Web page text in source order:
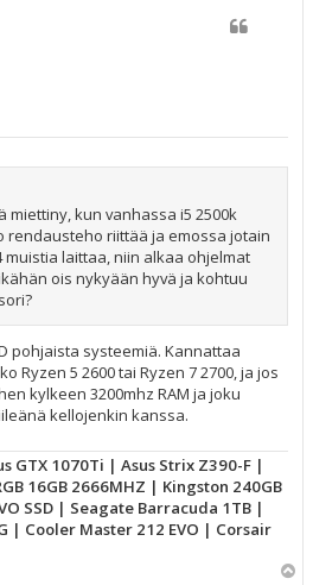
miettiny, kun vanhassa i5 2500k
rendausteho riittää ja emossa jotain
muistia laittaa, niin alkaa ohjelmat
ois nykyään hyvä ja kohtuu
pohjaista systeemiä. Kannattaa
Ryzen 5 2600 tai Ryzen 7 2700, ja jos
kylkeen 3200mhz RAM ja joku
kellojenkin kanssa.
GTX 1070Ti | Asus Strix Z390-F |
16GB 2666MHZ | Kingston 240GB
SSD | Seagate Barracuda 1TB |
| Cooler Master 212 EVO | Corsair